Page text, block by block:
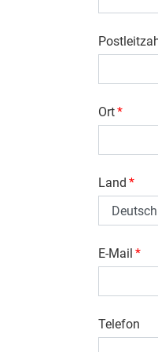
Ort*
Land *
E-Mail *
Telefon